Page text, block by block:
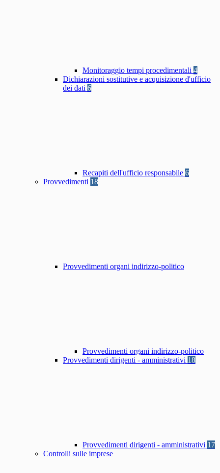
Monitoraggio tempi procedimentali 4
Dichiarazioni sostitutive e acquisizione d'ufficio
dei dati 6
Recapiti dell'ufficio responsabile 6
Provvedimenti 18
Provvedimenti organi indirizzo-politico
Provvedimenti organi indirizzo-politico
Provvedimenti dirigenti - amministrativi 18
Provvedimenti dirigenti - amministrativi 17
Controlli sulle imprese